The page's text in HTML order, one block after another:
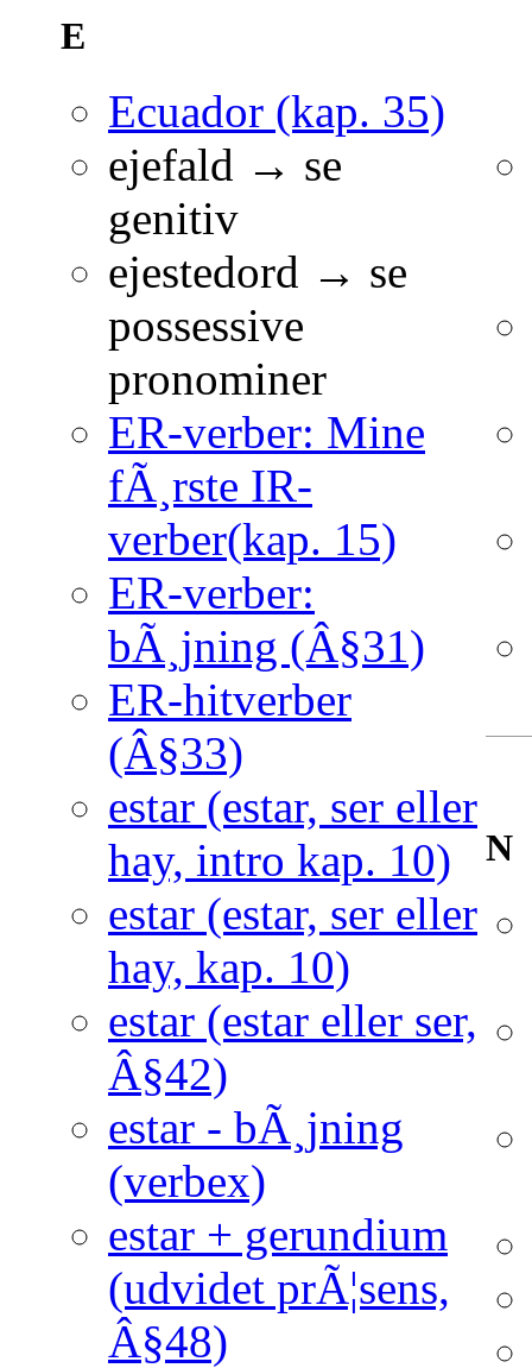
E
Ecuador (kap. 35)
ejefald → se
genitiv
ejestedord → se
possessive
pronominer
ER-verber: Mine
fÃ¸rste IR-
verber(kap. 15)
ER-verber:
bÃ¸jning (Â§31)
ER-hitverber
(Â§33)
estar (estar, ser eller
hay, intro kap. 10)
estar (estar, ser eller
hay, kap. 10)
estar (estar eller ser,
Â§42)
estar - bÃ¸jning
(verbex)
estar + gerundium
(udvidet prÃ¦sens,
Â§48)
N